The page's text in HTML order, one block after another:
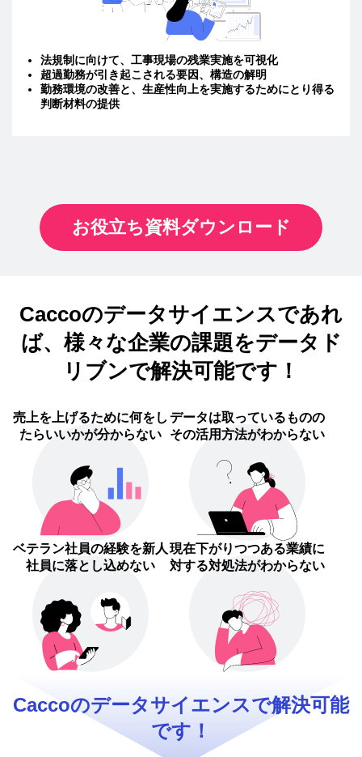
法規制に向けて、工事現場の残業実施を可視化
超過勤務が引き起こされる要因、構造の解明
勤務環境の改善と、生産性向上を実施するためにとり得る
判断材料の提供
お役立ち資料ダウンロード
Caccoのデータサイエンスであれ
ば、 様々な企業の課題をデータド
リブンで解決可能です！
売上を上げるために何をし
たらいいかが分からない
データは取っているものの
その活用方法がわからない
ベテラン社員の経験を新人
社員に落とし込めない
現在下がりつつある業績に
対する対処法がわからない
Caccoのデータサイエンスで解決可能
です！